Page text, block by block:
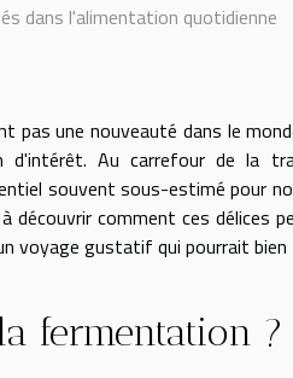
dans l'alimentation quotidienne
pas une nouveauté dans le
d'intérêt. Au carrefour de la
souvent sous-estimé pour
comment ces délices
voyage gustatif qui pourrait
fermentation ?